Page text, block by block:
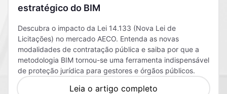
estratégico do BIM
Descubra o impacto da Lei 14.133 (Nova Lei de
Licitações) no mercado AECO. Entenda as novas
modalidades de contratação pública e saiba por que a
metodologia BIM tornou-se uma ferramenta indispensável
de proteção jurídica para gestores e órgãos públicos.
Leia o artigo completo